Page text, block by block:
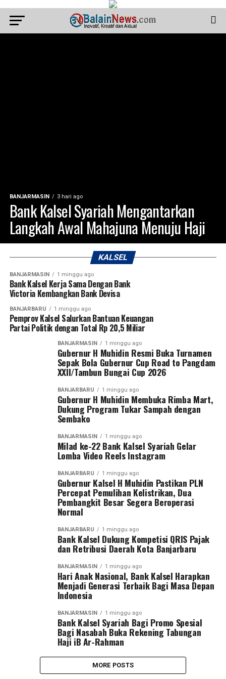
BANJARMASIN 3 hari ago
Bank Kalsel Syariah Mengantarkan
Langkah Awal Mahajuna Menuju Haji
KALSEL
BANJARMASIN 1 minggu ago
Bank Kalsel Kerja Sama Dengan Bank
Victoria Kembangkan Bank Devisa
BANJARBARU 1 minggu ago
Pemprov Kalsel Salurkan Bantuan Keuangan
Partai Politik dengan Total Rp 20,5 Miliar
BANJARMASIN 1 minggu ago
Gubernur H Muhidin Resmi Buka Turnamen
Sepak Bola Gubernur Cup Road to Pangdam
XXII/Tambun Bungai Cup 2026
BANJARBARU 1 minggu ago
Gubernur H Muhidin Membuka Rimba Mart,
Dukung Program Tukar Sampah dengan
Sembako
BANJARMASIN 1 minggu ago
Milad ke-22 Bank Kalsel Syariah Gelar
Lomba Video Reels Instagram
BANJARBARU 1 minggu ago
Gubernur Kalsel H Muhidin Pastikan PLN
Percepat Pemulihan Kelistrikan, Dua
Pembangkit Besar Segera Beroperasi
Normal
BANJARBARU 1 minggu ago
Bank Kalsel Dukung Kompetisi QRIS Pajak
dan Retribusi Daerah Kota Banjarbaru
BANJARMASIN 1 minggu ago
Hari Anak Nasional, Bank Kalsel Harapkan
Menjadi Generasi Terbaik Bagi Masa Depan
Indonesia
BANJARMASIN 1 minggu ago
Bank Kalsel Syariah Bagi Promo Spesial
Bagi Nasabah Buka Rekening Tabungan
Haji iB Ar-Rahman
MORE POSTS